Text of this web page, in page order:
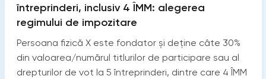
întreprinderi, inclusiv 4 ÎMM: alegerea
regimului de impozitare
Persoana fizică X este fondator și deține câte 30%
din valoarea/numărul titlurilor de participare sau al
drepturilor de vot la 5 întreprinderi, dintre care 4 ÎMM